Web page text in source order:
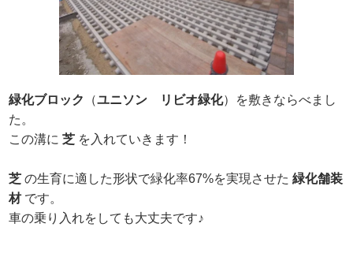
緑化ブロック （ユニソン リビオ緑化）を敷きならべまし
た。
この溝に芝 を入れていきます！
芝の生育に適した形状で緑化率67%を実現させた緑化舗装
材 です。
車の乗り入れをしても大丈夫です♪